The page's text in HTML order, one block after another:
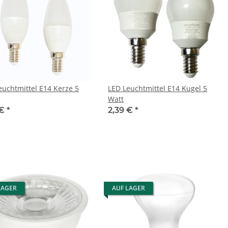
E14 Kerze 5
*
LED Leuchtmittel E14 Kugel 5
Watt
2,39 € *
AUF LAGER